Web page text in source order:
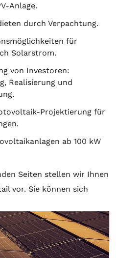
Anlage.
durch Verpachtung.
für
Solarstrom.
von Investoren:
, Realisierung und
Projektierung für
ab 100 kW
Seiten stellen wir Ihnen
vor. Sie können sich